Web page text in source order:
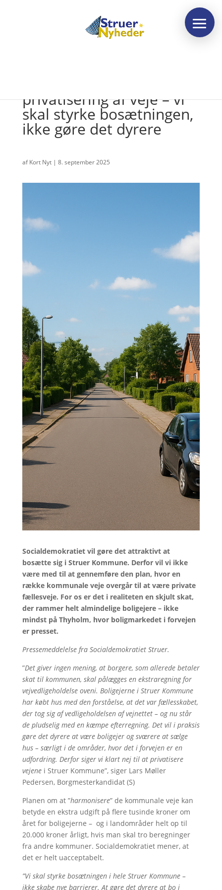
privatisering af veje – vi
skal styrke bosætningen,
ikke gøre det dyrere
afKort Nyt| 8. september 2025
Socialdemokratiet vil gøre det attraktivt at
bosætte sig i Struer Kommune. Derfor vil vi ikke
være med til at gennemføre den plan, hvor en
række kommunale veje overgår til at være private
fællesveje. For os er det i realiteten en skjult skat,
der rammer helt almindelige boligejere – ikke
mindst på Thyholm, hvor boligmarkedet i forvejen
er presset.
Pressemeddelelse fra Socialdemokratiet Struer.
”Det giver ingen mening, at borgere, som allerede betaler
skat til kommunen, skal pålægges en ekstraregning for
vejvedligeholdelse oveni. Boligejerne i Struer Kommune
har købt hus med den forståelse, at det var fællesskabet,
der tog sig af vedligeholdelsen af vejnettet – og nu står
de pludselig med en kæmpe efterregning. Det vil i praksis
gøre det dyrere at være boligejer og sværere at sælge
hus – særligt i de områder, hvor det i forvejen er en
udfordring. Derfor siger vi klart nej til at privatisere
vejenei Struer Kommune”, siger Lars Møller
Pedersen, Borgmesterkandidat (S)
Planen om at ”harmonisere” de kommunale veje kan
betyde en ekstra udgift på flere tusinde kroner om
året for boligejerne – og i landområder helt op til
20.000 kroner årligt, hvis man skal tro beregninger
fra andre kommuner. Socialdemokratiet mener, at
det er helt uacceptabelt.
”Vi skal styrke bosætningen i hele Struer Kommune –
ikke skabe nye barrierer. At gøre det dyrere at bo i